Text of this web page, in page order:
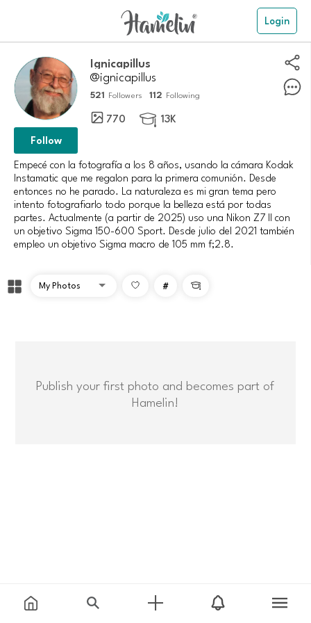
Login
Ignicapillus
@ignicapillus
521 Followers 112 Following
770  13K
Follow
Empecé con la fotografía a los 8 años, usando la cámara Kodak
Instamatic que me regalon para la primera comunión. Desde
entonces no he parado. La naturaleza es mi gran tema pero
intento fotografiarlo todo porque la belleza está por todas
partes. Actualmente (a partir de 2025) uso una Nikon Z7 II con
un objetivo Sigma 150-600 Sport. Desde julio del 2021 también
empleo un objetivo Sigma macro de 105 mm f;2.8.
# 
Publish your first photo and becomes part of
Hamelin!